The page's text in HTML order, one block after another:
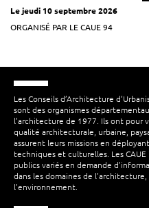
Le jeudi 10 septembre 2026
ORGANISÉ PAR LE CAUE 94
Les Conseils d’Architecture
sont des organismes
l’architecture de 1977. Ils ont pour
qualité architecturale, urbaine,
assurent leurs missions en
techniques et culturelles. Les
publics variés en demande
dans les domaines de
l’environnement.